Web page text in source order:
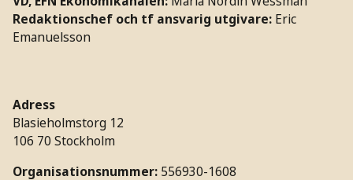
Redaktionschef och tf ansvarig utgivare: Eric
Emanuelsson
Adress
Blasieholmstorg 12
106 70 Stockholm
Organisationsnummer: 556930-1608